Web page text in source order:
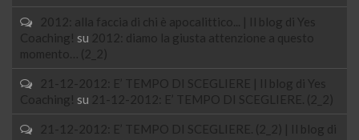
2012: alla faccia di chi è apocalittico... | Il blog di Yes
Coaching! su 2012: diamo la giusta attenzione a questo
momento… (2_2)
21-12-2012: E’ TEMPO DI SCEGLIERE | Il blog di Yes
Coaching! su 21-12-2012: E’ TEMPO DI SCEGLIERE. (2_2)
21-12-2012: E’ TEMPO DI SCEGLIERE. (2_2) | Il blog di